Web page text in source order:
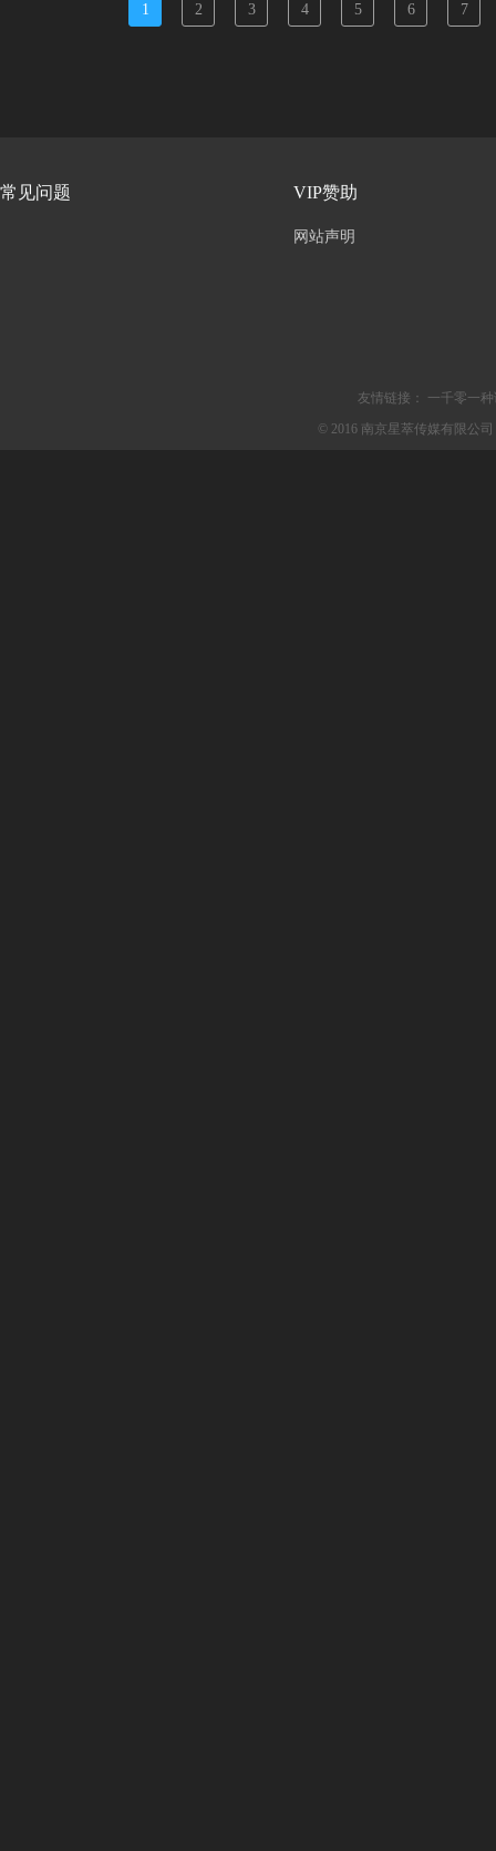
1 2 3 4 5 6 7
常见问题 VIP赞助
网站声明
友情链接：
一千零一
© 2016 南京星萃传媒有限公司